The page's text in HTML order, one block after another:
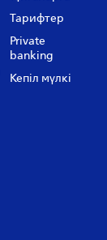
Тарифтер
Private
banking
Кепіл мүлкі